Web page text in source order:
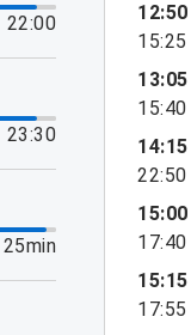
22:00
23:30
12:50
15:25
13:05
15:40
14:15
22:50
15:00
17:40
15:15
17:55